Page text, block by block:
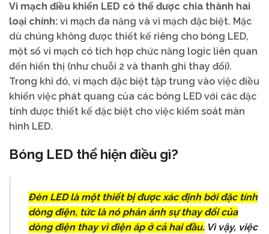
Vi mạch điều khiển LED có thể được chia thành hai
loại chính: vi mạch đa năng và vi mạch đặc biệt. Mặc
dù chúng không được thiết kế riêng cho bóng LED,
một số vi mạch có tích hợp chức năng logic liên quan
đến hiển thị (như chuỗi 2 và thanh ghi thay đổi).
Trong khi đó, vi mạch đặc biệt tập trung vào việc điều
khiển việc phát quang của các bóng LED với các đặc
tính được thiết kế đặc biệt cho việc kiểm soát màn
hình LED.
Bóng LED thể hiện điều gì?
Đèn LED là một thiết bịđược xác định bởi đặc tính
dòng điện, tức là nó phản ánh sự thay đổi của
dòng điện thay vì điện áp ở cả hai đầu. Vì vậy, việc